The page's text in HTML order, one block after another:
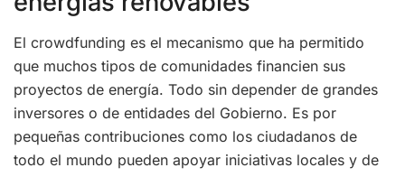
El crowdfunding es el mecanismo que ha permitido
que muchos tipos de comunidades financien sus
proyectos de energía. Todo sin depender de grandes
inversores o de entidades del Gobierno. Es por
pequeñas contribuciones como los ciudadanos de
todo el mundo pueden apoyar iniciativas locales y de